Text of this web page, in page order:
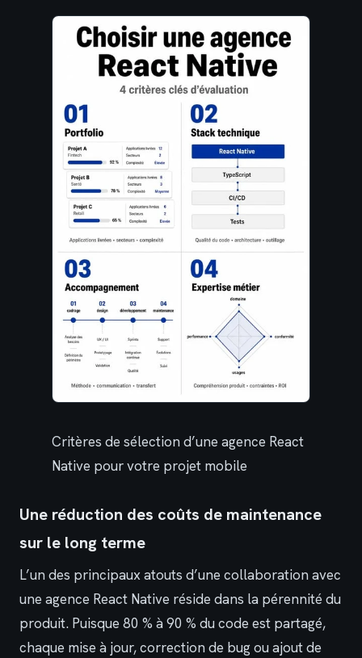
Critères de sélection d’une agence React
Native pour votre projet mobile
Une réduction des coûts de maintenance
sur le long terme
L’un des principaux atouts d’une collaboration avec
une agence React Native réside dans la pérennité du
produit. Puisque 80 % à 90 % du code est partagé,
chaque mise à jour, correction de bug ou ajout de